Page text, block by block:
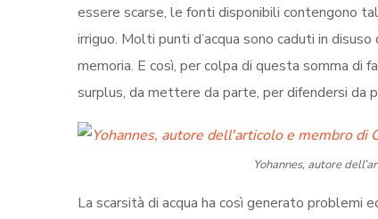
essere scarse, le fonti disponibili contengono
irriguo. Molti punti d’acqua sono caduti in
memoria. E così, per colpa di questa somma
surplus, da mettere da parte, per difendersi da
Yohannes, autore
La scarsità di acqua ha così generato problemi